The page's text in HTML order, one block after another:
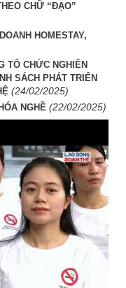
CHỮ “ĐẠO”
HOMESTAY,
TỔ CHỨC NGHIÊN
SÁCH PHÁT TRIỂN
(24/02/2025)
NGHỀ (22/02/2025)